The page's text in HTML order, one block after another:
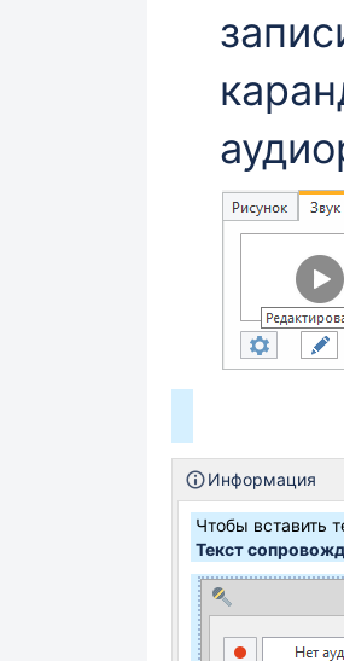
Информация
Чтобы вставить
Текст